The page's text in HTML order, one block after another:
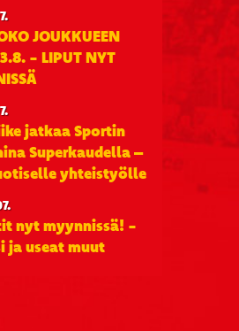
JOUKKUEEN
- LIPUT NYT
jatkaa Sportin
Superkaudella –
yhteistyölle
nyt myynnissä! -
ja useat muut